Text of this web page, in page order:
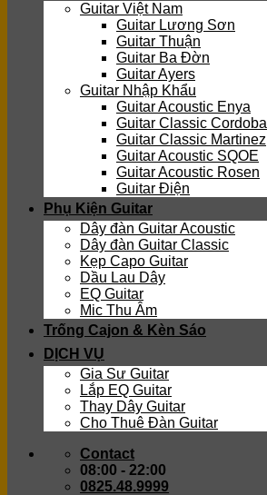
Guitar Việt Nam
Guitar Lương Sơn
Guitar Thuận
Guitar Ba Đờn
Guitar Ayers
Guitar Nhập Khẩu
Guitar Acoustic Enya
Guitar Classic Cordoba
Guitar Classic Martinez
Guitar Acoustic SQOE
Guitar Acoustic Rosen
Guitar Điện
Phụ Kiện Guitar
Dây đàn Guitar Acoustic
Dây đàn Guitar Classic
Kẹp Capo Guitar
Dầu Lau Dây
EQ Guitar
Mic Thu Âm
Trống Cajon & Kèn Sáo
DỊCH VỤ
Gia Sư Guitar
Lắp EQ Guitar
Thay Dây Guitar
Cho Thuê Đàn Guitar
Contact
08:00 - 22:00
0825.48.9999